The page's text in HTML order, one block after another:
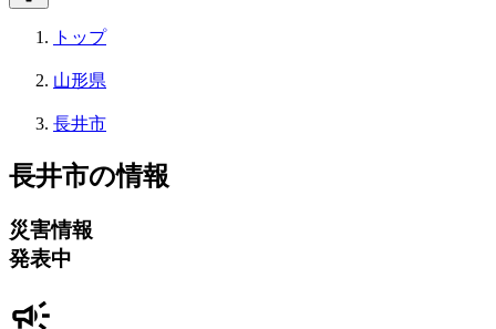
トップ
山形県
長井市
長井市の情報
災害情報
発表中